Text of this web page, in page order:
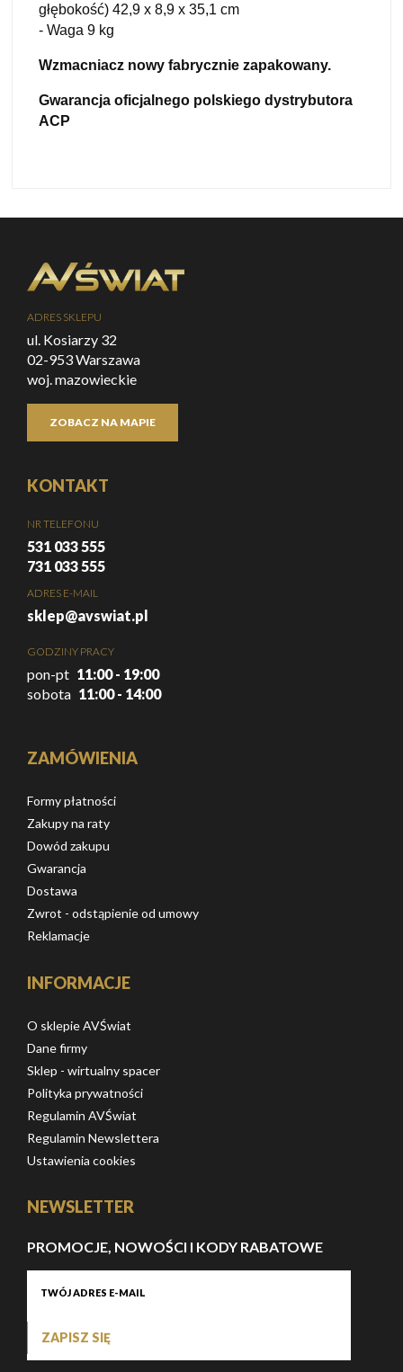
głębokość) 42,9 x 8,9 x 35,1 cm
- Waga 9 kg
Wzmacniacz nowy fabrycznie zapakowany.
Gwarancja oficjalnego polskiego dystrybutora
ACP
ADRES SKLEPU
ul. Kosiarzy 32
02-953 Warszawa
woj. mazowieckie
ZOBACZ NA MAPIE
KONTAKT
NR TELEFONU
531 033 555
731 033 555
ADRES E-MAIL
sklep@avswiat.pl
GODZINY PRACY
pon-pt 11:00 - 19:00
sobota 11:00 - 14:00
ZAMÓWIENIA
Formy płatności
Zakupy na raty
Dowód zakupu
Gwarancja
Dostawa
Zwrot - odstąpienie od umowy
Reklamacje
INFORMACJE
O sklepie AVŚwiat
Dane firmy
Sklep - wirtualny spacer
Polityka prywatności
Regulamin AVŚwiat
Regulamin Newslettera
Ustawienia cookies
NEWSLETTER
PROMOCJE, NOWOŚCI I KODY RABATOWE
ZAPISZ SIĘ